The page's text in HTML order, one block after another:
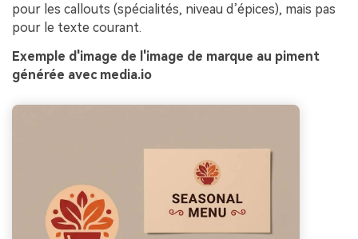
pour les callouts (spécialités, niveau d’épices), mais pas
pour le texte courant.
Exemple d'image de l'image de marque au piment
générée avec media.io